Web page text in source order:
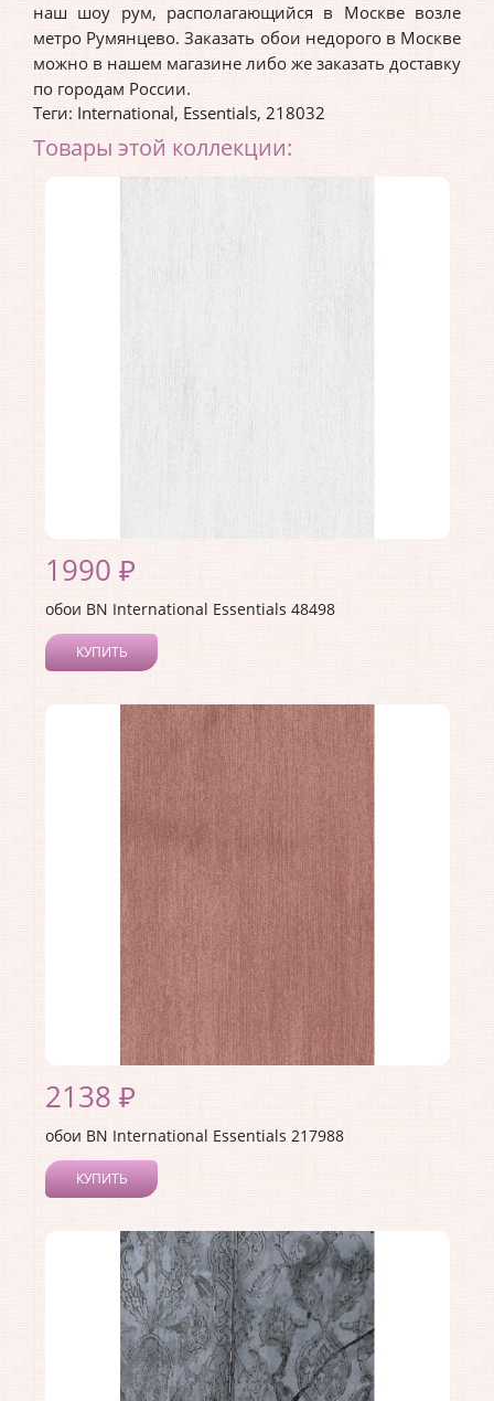
наш шоу рум, располагающийся в Москве возле
метро Румянцево. Заказать обои недорого в Москве
можно в нашем магазине либо же заказать доставку
по городам России.
Теги: International, Essentials, 218032
Товары этой коллекции:
1990 ₽
обои BN International Essentials 48498
КУПИТЬ
Коллекция:Essentials
Длина рулона:10.05
Ширина рулона: 0.53
Материал покрытия:Виниловое
Нидерланды
Материал основы:Флизелин
<>
2138 ₽
обои BN International Essentials 217988
КУПИТЬ
Коллекция:Essentials
Длина рулона:10.05
Ширина рулона:0.53
Материал покрытия:Виниловое
Нидерланды
Материал основы: Флизелин
<>